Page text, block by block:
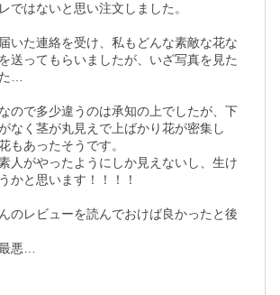
ではないと思い注文しました。
いた連絡を受け、私もどんな素敵な花な
送ってもらいましたが、いざ写真を見た
…
ので多少違うのは承知の上でしたが、下
なく茎が丸見えで上ばかり花が密集し
もあったそうです。
人がやったようにしか見えないし、生け
かと思います！！！！
のレビューを読んでおけば良かったと後
悪…